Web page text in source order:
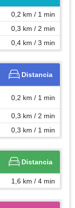
0,2 km / 1 min
0,3 km / 2 min
0,4 km / 3 min
Distancia
0,2 km / 1 min
0,3 km / 2 min
0,3 km / 1 min
Distancia
1,6 km / 4 min